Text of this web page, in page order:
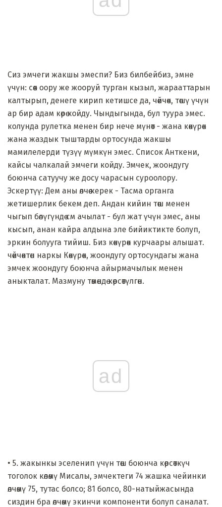
Сиз эмчеги жакшы эмеспи? Биз билбейбиз, эмне
үчүн: сөөк оору же жооруй турган кызыл, жарааттарын
калтырып, денеге кирип кетишсе да, чөйчөк, төшү үчүн
ар бир адам көрө койду. Чындыгында, бул туура эмес.
колунда рулетка менен бир нече мүнөт - жана көкүрөк
жана жаздык тыштарды ортосунда жакшы
мамилелерди түзүү мүмкүн эмес. Список Анткени,
кайсы чалкалай эмчеги койду. Эмчек, жоондугу
боюнча сатуучу же досу чарасын суроолору.
Эскертүү: Дем аны өлчөө керек - Тасма органга
жетишерлик бекем деп. Андан кийин төш менен
чыгып бөлүгүндө см ачылат - бул жат үчүн эмес, аны
кысып, анан кайра алдына эле бийиктикте болуп,
эркин болууга тийиш. Биз көкүрөк курчаары алышат.
чөйчөктөн наркы Көкүрөк, жоондугу ортосундагы жана
эмчек жоондугу боюнча айырмачылык менен
аныкталат. Мазмуну төмөндө көрсөтүлгөн.
ad
• 5. жакынкы эселенип үчүн төш боюнча көрсөткүч
тоголок көлөмү Мисалы, эмчектеги 74 жашка чейинки
өлчөмү 75, тутас болсо; 81 болсо, 80-натыйжасында
сиздин бра өлчөмү экинчи компоненти болуп саналат.